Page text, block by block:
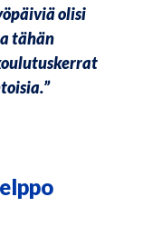
olisi
tähän